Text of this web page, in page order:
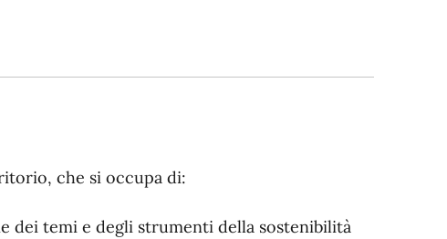
che si occupa di:
dei temi e degli strumenti della sostenibilità